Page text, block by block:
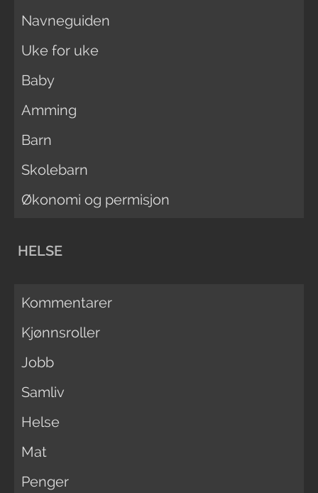
Navneguiden
Uke for uke
Baby
Amming
Barn
Skolebarn
Økonomi og permisjon
HELSE
Kommentarer
Kjønnsroller
Jobb
Samliv
Helse
Mat
Penger